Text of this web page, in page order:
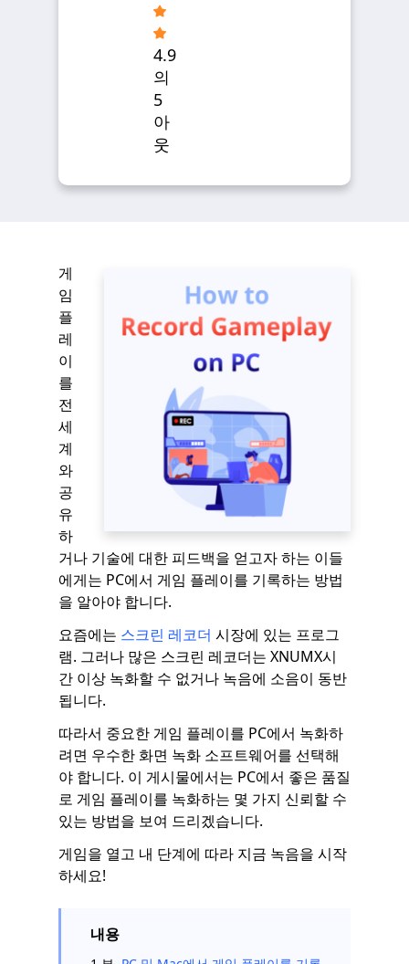
4.9
의
5
아
웃
게
임
플
레
이
를
전
세
계
와
공
유
하
거나 기술에 대한 피드백을 얻고자 하는 이들
에게는 PC에서 게임 플레이를 기록하는 방법
을 알아야 합니다.
요즘에는 스크린 레코더 시장에 있는 프로그
램. 그러나 많은 스크린 레코더는 XNUMX시
간 이상 녹화할 수 없거나 녹음에 소음이 동반
됩니다.
따라서 중요한 게임 플레이를 PC에서 녹화하
려면 우수한 화면 녹화 소프트웨어를 선택해
야 합니다. 이 게시물에서는 PC에서 좋은 품질
로 게임 플레이를 녹화하는 몇 가지 신뢰할 수
있는 방법을 보여 드리겠습니다.
게임을 열고 내 단계에 따라 지금 녹음을 시작
하세요!
내용